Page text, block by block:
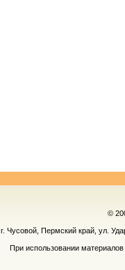
©
г. Чусовой, Пермский край, ул.
При использовании